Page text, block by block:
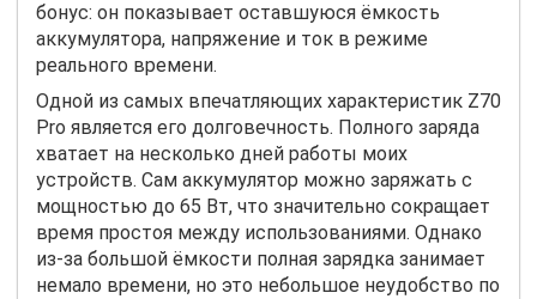
бонус: он показывает оставшуюся ёмкость
аккумулятора, напряжение и ток в режиме
реального времени.
Одной из самых впечатляющих характеристик Z70
Pro является его долговечность. Полного заряда
хватает на несколько дней работы моих
устройств. Сам аккумулятор можно заряжать с
мощностью до 65 Вт, что значительно сокращает
время простоя между использованиями. Однако
из-за большой ёмкости полная зарядка занимает
немало времени, но это небольшое неудобство по